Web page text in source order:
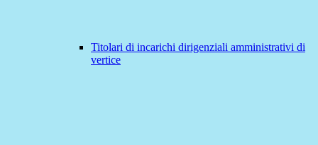
Titolari di incarichi dirigenziali amministrativi di
vertice